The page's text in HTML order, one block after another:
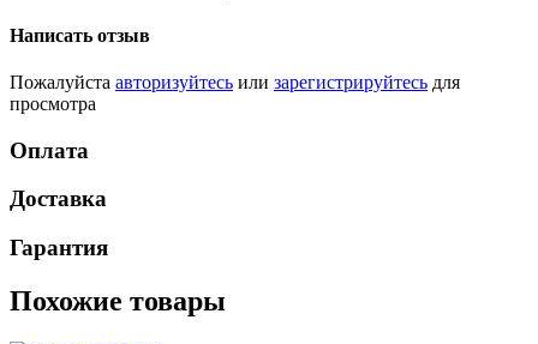
Написать отзыв
Пожалуйста авторизуйтесь или зарегистрируйтесь для
просмотра
Оплата
Доставка
Гарантия
Похожие товары